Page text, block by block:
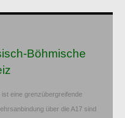
Böhmische
eine grenzübergreifende
über die A17 sind